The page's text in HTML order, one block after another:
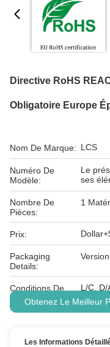
Directive RoHS
Obligatoire Europe
Nom De Marque: LCS
Numéro De
Modèle:
Le
ses
Nombre De
Pièces:
1
Prix:
Packaging
Details:
Conditions De
Paiement:
L/C, D/
Obtenez Le Meilleur
Les Informations